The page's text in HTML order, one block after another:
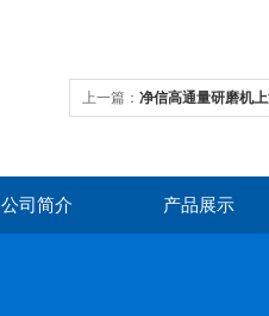
上一篇： 净信高通量研磨机
公司简介 产品展示